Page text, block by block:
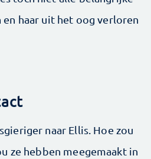
haar uit het oog verloren
naar Ellis. Hoe zou
ze hebben meegemaakt in